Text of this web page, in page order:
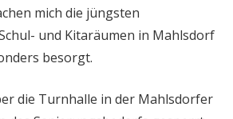
mich die jüngsten
und Kitaräumen in Mahlsdorf
besorgt.
die Turnhalle in der Mahlsdorfer